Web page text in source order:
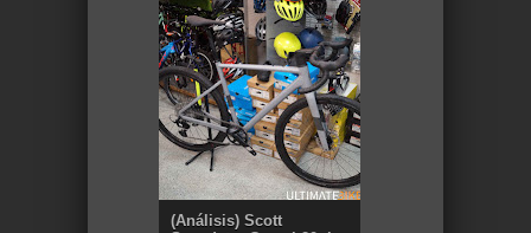
(Análisis) Scott